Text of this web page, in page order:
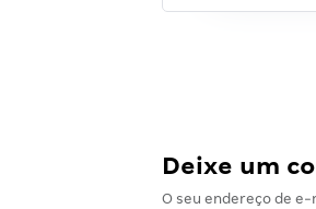
Deixe um
O seu endereço de